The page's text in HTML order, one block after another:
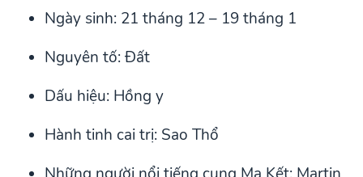
Ngày sinh: 21 tháng 12 – 19 tháng 1
Nguyên tố: Đất
Dấu hiệu: Hồng y
Hành tinh cai trị: Sao Thổ